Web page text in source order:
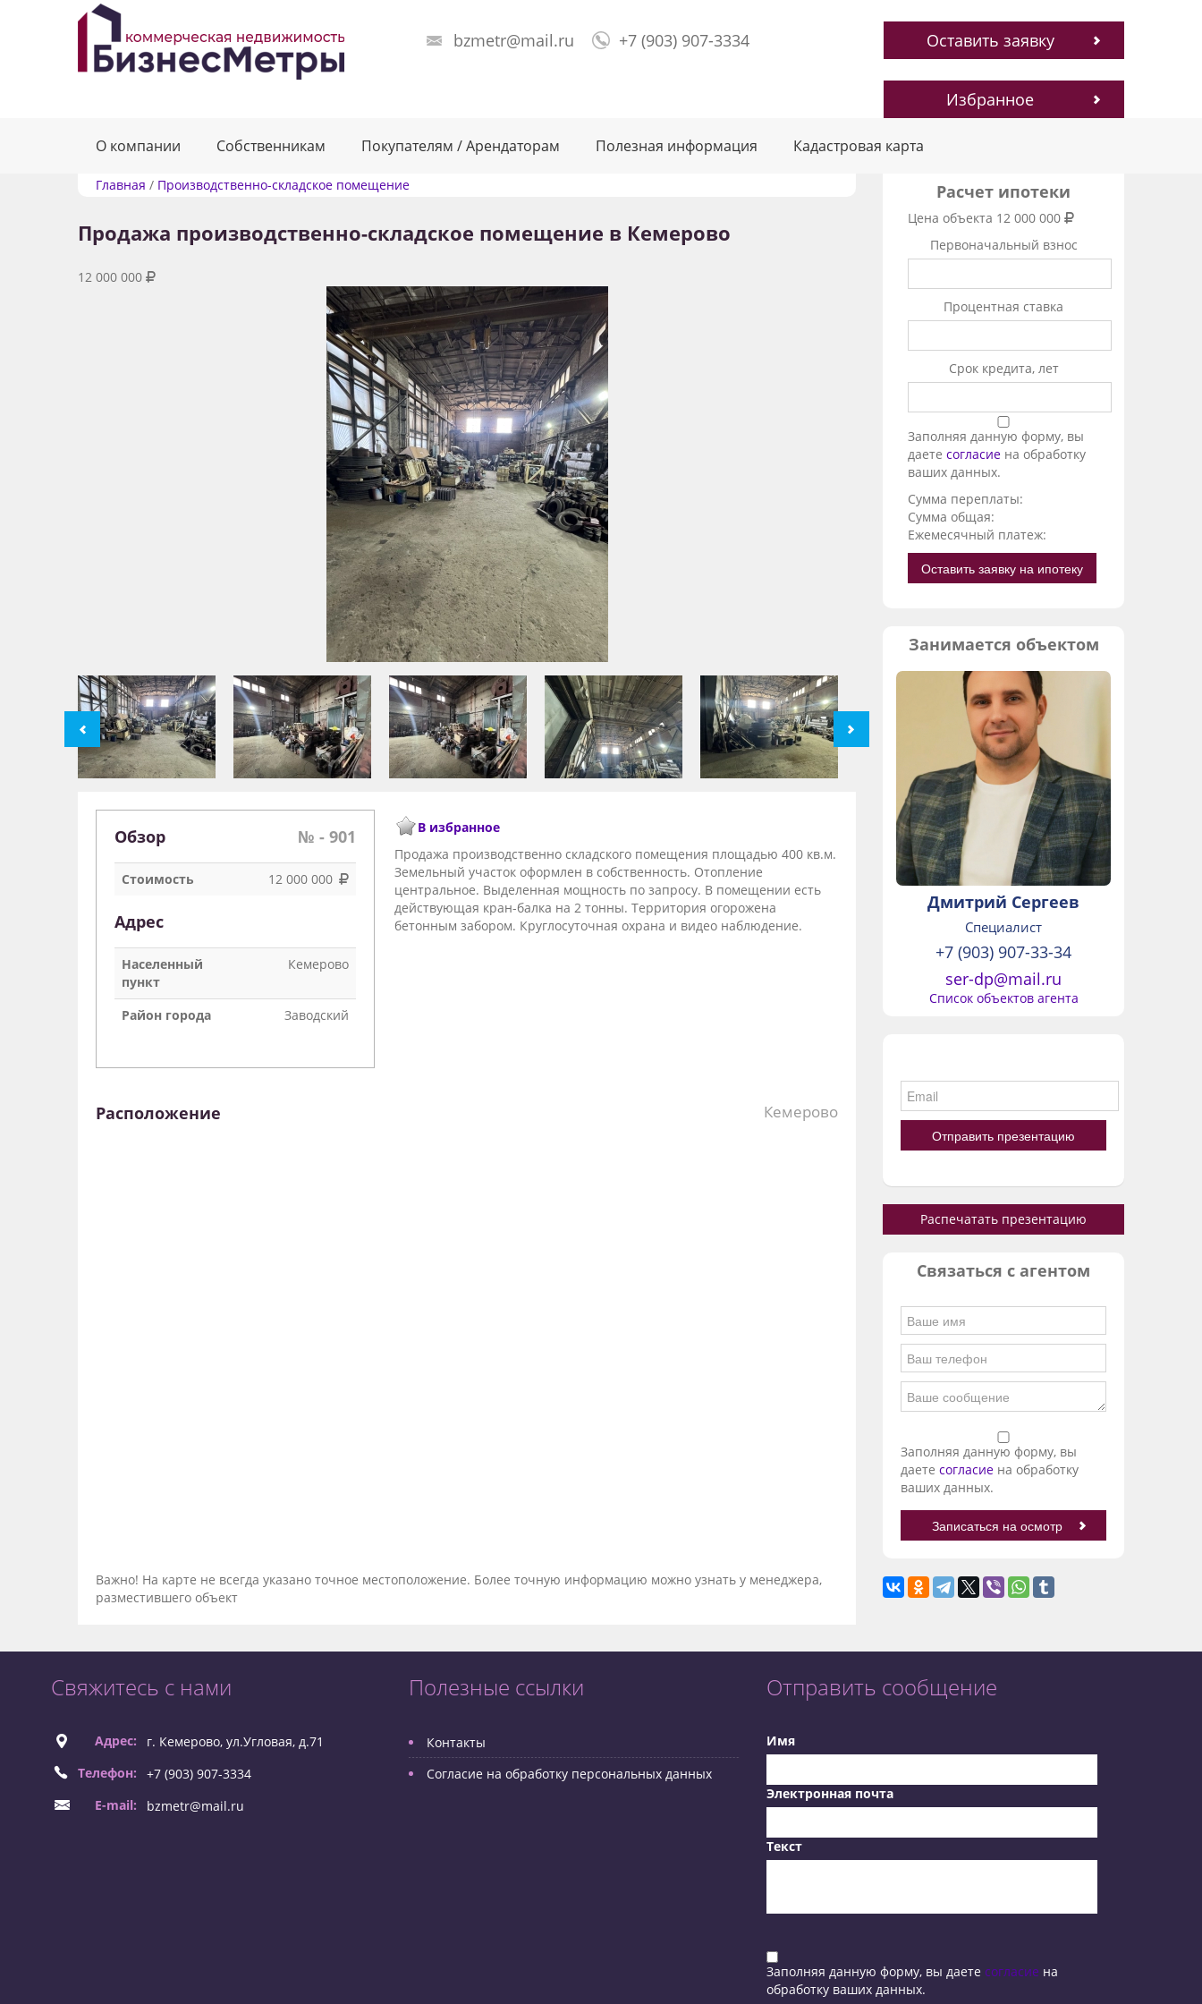
bzmetr@mail.ru +7 (903) 907-3334 Оставить заявку
Избранное
О компании Собственникам Покупателям / Арендаторам Полезная информация Кадастровая карта
Главная / Производственно-складское помещение
Продажа производственно-складское помещение в Кемерово
12 000 000
Обзор № - 901
Стоимость 12 000 000
Адрес
Населенный
пункт
Кемерово
Район города Заводский
В избранное
Продажа производственно складского помещения площадью 400 кв.м.
Земельный участок оформлен в собственность. Отопление
центральное. Выделенная мощность по запросу. В помещении есть
действующая кран-балка на 2 тонны. Территория огорожена
бетонным забором. Круглосуточная охрана и видео наблюдение.
Расположение Кемерово
Важно! На карте не всегда указано точное местоположение. Более точную информацию можно узнать у менеджера,
разместившего объект
Расчет ипотеки
Цена объекта 12 000 000
Первоначальный взнос
Процентная ставка
Срок кредита, лет
Заполняя данную форму, вы
даете согласие на обработку
ваших данных.
Сумма переплаты:
Сумма общая:
Ежемесячный платеж:
Оставить заявку на ипотеку
Занимается объектом
Дмитрий Сергеев
Специалист
+7 (903) 907-33-34
ser-dp@mail.ru
Список объектов агента
Распечатать презентацию
Связаться с агентом
Заполняя данную форму, вы
даете согласие на обработку
ваших данных.
Свяжитесь с нами
Адрес:
г. Кемерово, ул.Угловая, д.71
Телефон:
+7 (903) 907-3334
E-mail:
bzmetr@mail.ru
Полезные ссылки
Контакты
Согласие на обработку персональных данных
Отправить сообщение
Имя
Электронная почта
Текст
Заполняя данную форму, вы даете согласие на
обработку ваших данных.